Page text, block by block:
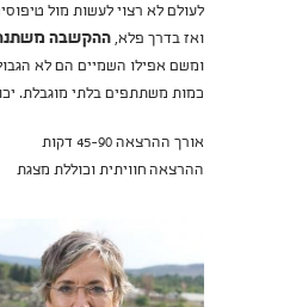
לעולם לא רצוי לעשות מול
ואז בדרך פלא,ההקשבה
ומשם אפילו השמיים הם לא
כמות משתתפים בלתי מוגבלת.
אורך ההרצאה 45-90 דקות
ההרצאה חוויתית וכוללת מצגת